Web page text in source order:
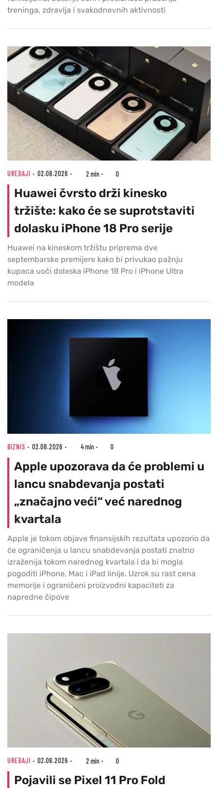
treninga, zdravlja i svakodnevnih aktivnosti
UREĐAJI 02.08.2026 2 min 0
Huawei čvrsto drži kinesko
tržište: kako će se suprotstaviti
dolasku iPhone 18 Pro serije
Huawei na kineskom tržištu priprema dve
septembarske premijere kako bi privukao pažnju
kupaca uoči dolaska iPhone 18 Pro i iPhone Ultra
modela
BIZNIS 02.08.2026 4 min 0
Apple upozorava da će problemi u
lancu snabdevanja postati
„značajno veći“ već narednog
kvartala
Apple je tokom objave finansijskih rezultata upozorio da
će ograničenja u lancu snabdevanja postati znatno
izraženija tokom narednog kvartala i da bi mogla
pogoditi iPhone, Mac i iPad linije. Uzrok su rast cena
memorije i ograničeni proizvodni kapaciteti za
napredne čipove
UREĐAJI 02.08.2026 2 min 0
Pojavili se Pixel 11 Pro Fold